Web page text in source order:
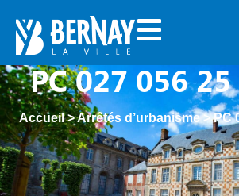
PC 027 056
Accueil>Arrêtés d’urbanisme>PC